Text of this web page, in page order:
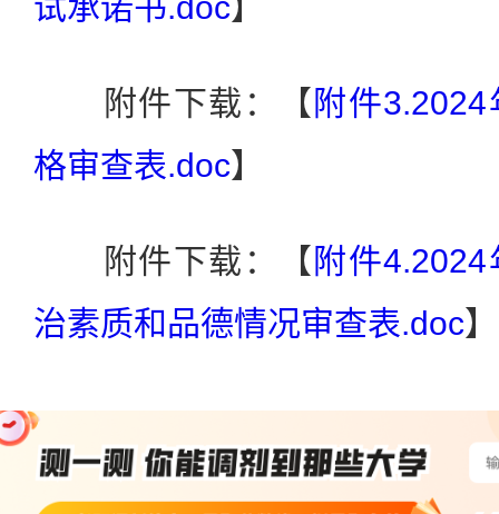
附件下载：【 附件
格审查表.doc】
附件下载：【 附件
治素质和品德情况审查表.doc】